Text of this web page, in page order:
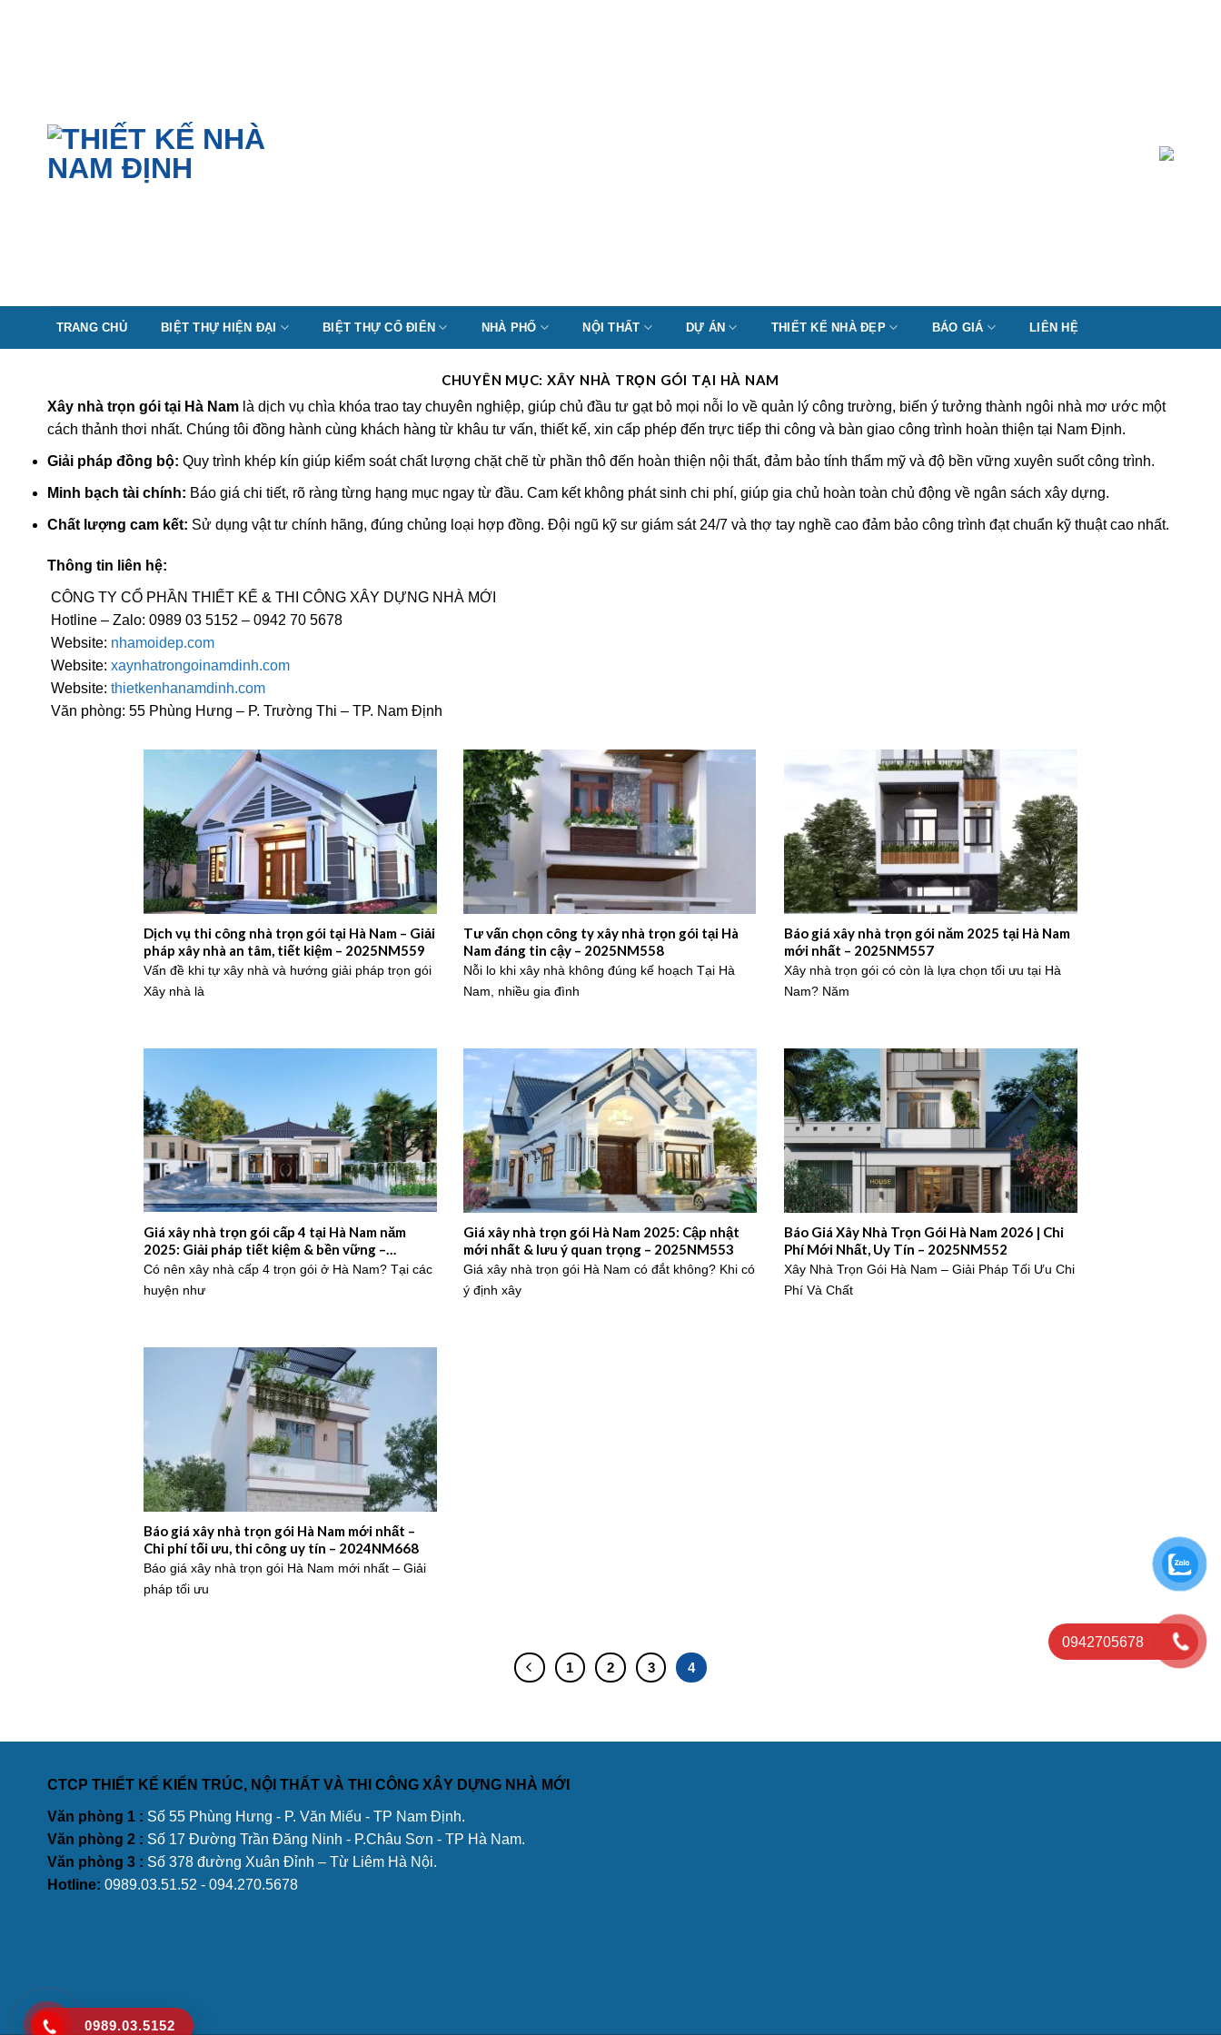
TRANG CHỦ BIỆT THỰ HIỆN ĐẠI BIỆT THỰ CỔ ĐIỂN NHÀ PHỐ NỘI THẤT DỰ ÁN THIẾT KẾ NHÀ ĐẸP BÁO GIÁ LIÊN HỆ
CHUYÊN MỤC: XÂY NHÀ TRỌN GÓI TẠI HÀ NAM
Xây nhà trọn gói tại Hà Nam là dịch vụ chìa khóa trao tay chuyên nghiệp, giúp chủ đầu tư gạt bỏ mọi nỗi lo về quản lý công trường, biến ý tưởng thành ngôi nhà mơ ước một
cách thảnh thơi nhất. Chúng tôi đồng hành cùng khách hàng từ khâu tư vấn, thiết kế, xin cấp phép đến trực tiếp thi công và bàn giao công trình hoàn thiện tại Nam Định.
Giải pháp đồng bộ: Quy trình khép kín giúp kiểm soát chất lượng chặt chẽ từ phần thô đến hoàn thiện nội thất, đảm bảo tính thẩm mỹ và độ bền vững xuyên suốt công trình.
Minh bạch tài chính: Báo giá chi tiết, rõ ràng từng hạng mục ngay từ đầu. Cam kết không phát sinh chi phí, giúp gia chủ hoàn toàn chủ động về ngân sách xây dựng.
Chất lượng cam kết: Sử dụng vật tư chính hãng, đúng chủng loại hợp đồng. Đội ngũ kỹ sư giám sát 24/7 và thợ tay nghề cao đảm bảo công trình đạt chuẩn kỹ thuật cao nhất.
Thông tin liên hệ:
CÔNG TY CỔ PHẦN THIẾT KẾ & THI CÔNG XÂY DỰNG NHÀ MỚI
Hotline – Zalo: 0989 03 5152 – 0942 70 5678
Website: nhamoidep.com
Website: xaynhatrongoinamdinh.com
Website: thietkenhanamdinh.com
Văn phòng: 55 Phùng Hưng – P. Trường Thi – TP. Nam Định
Dịch vụ thi công nhà trọn gói tại Hà Nam – Giải
pháp xây nhà an tâm, tiết kiệm – 2025NM559
Vấn đề khi tự xây nhà và hướng giải pháp trọn gói
Xây nhà là
Tư vấn chọn công ty xây nhà trọn gói tại Hà
Nam đáng tin cậy – 2025NM558
Nỗi lo khi xây nhà không đúng kế hoạch Tại Hà
Nam, nhiều gia đình
Báo giá xây nhà trọn gói năm 2025 tại Hà Nam
mới nhất – 2025NM557
Xây nhà trọn gói có còn là lựa chọn tối ưu tại Hà
Nam? Năm
Giá xây nhà trọn gói cấp 4 tại Hà Nam năm
2025: Giải pháp tiết kiệm & bền vững –
2025NM556
Có nên xây nhà cấp 4 trọn gói ở Hà Nam? Tại các
huyện như
Giá xây nhà trọn gói Hà Nam 2025: Cập nhật
mới nhất & lưu ý quan trọng – 2025NM553
Giá xây nhà trọn gói Hà Nam có đắt không? Khi có
ý định xây
Báo Giá Xây Nhà Trọn Gói Hà Nam 2026 | Chi
Phí Mới Nhất, Uy Tín – 2025NM552
Xây Nhà Trọn Gói Hà Nam – Giải Pháp Tối Ưu Chi
Phí Và Chất
Báo giá xây nhà trọn gói Hà Nam mới nhất –
Chi phí tối ưu, thi công uy tín – 2024NM668
Báo giá xây nhà trọn gói Hà Nam mới nhất – Giải
pháp tối ưu
1 2 3 4
CTCP THIẾT KẾ KIẾN TRÚC, NỘI THẤT VÀ THI CÔNG XÂY DỰNG NHÀ MỚI
Văn phòng 1 : Số 55 Phùng Hưng - P. Văn Miếu - TP Nam Định.
Văn phòng 2 : Số 17 Đường Trần Đăng Ninh - P.Châu Sơn - TP Hà Nam.
Văn phòng 3 : Số 378 đường Xuân Đỉnh – Từ Liêm Hà Nội.
Hotline: 0989.03.51.52 - 094.270.5678
0942705678
0989.03.5152